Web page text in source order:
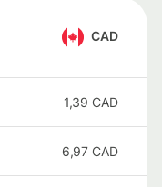
CAD
1,39 CAD
6,97 CAD